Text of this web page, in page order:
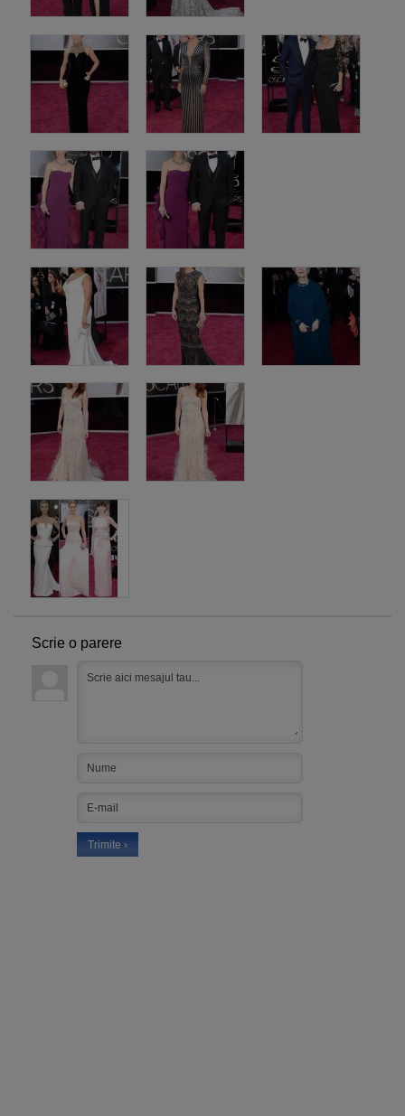
Scrie o parere